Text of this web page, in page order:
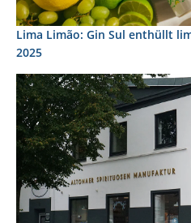
Lima Limão: Gin Sul enthüllt
2025